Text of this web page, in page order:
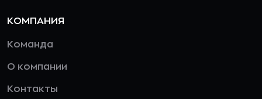
КОМПАНИЯ
Команда
О компании
Контакты